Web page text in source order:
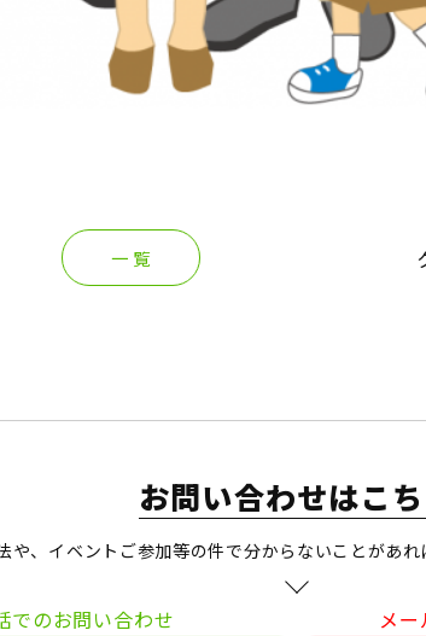
一 覧
お問い合わせはこ
や、イベントご参加等の件で分からないことがあれ
でのお問い合わせ メ